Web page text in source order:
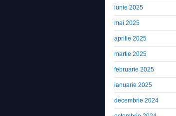
iunie 2025
mai 2025
aprilie 2025
martie 2025
februarie 2025
ianuarie 2025
decembrie 2024